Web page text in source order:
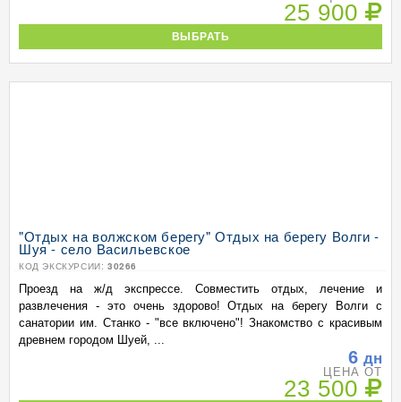
25 900
ВЫБРАТЬ
"Отдых на волжском берегу" Отдых на берегу Волги -
Шуя - село Васильевское
КОД ЭКСКУРСИИ: 30266
Проезд на ж/д экспрессе. Совместить отдых, лечение и
развлечения - это очень здорово! Отдых на берегу Волги с
санатории им. Станко - "все включено"! Знакомство с красивым
древнем городом Шуей, ...
6 дн
ЦЕНА ОТ
23 500